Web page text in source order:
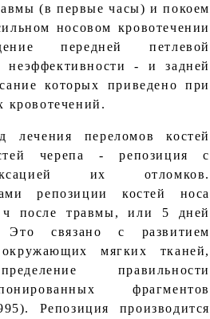
(в первые часы) и покоем
носовом кровотечении
передней петлевой
- и задней
которых приведено при
кровотечений.
лечения переломов костей
черепа - репозиция с
их отломков.
репозиции костей носа
ч после травмы, или 5 дней
связано с развитием
мягких тканей,
правильности
фрагментов
Репозиция производится